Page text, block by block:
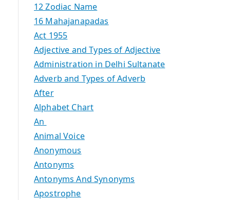
12 Zodiac Name
16 Mahajanapadas
Act 1955
Adjective and Types of Adjective
Administration in Delhi Sultanate
Adverb and Types of Adverb
After
Alphabet Chart
An
Animal Voice
Anonymous
Antonyms
Antonyms And Synonyms
Apostrophe